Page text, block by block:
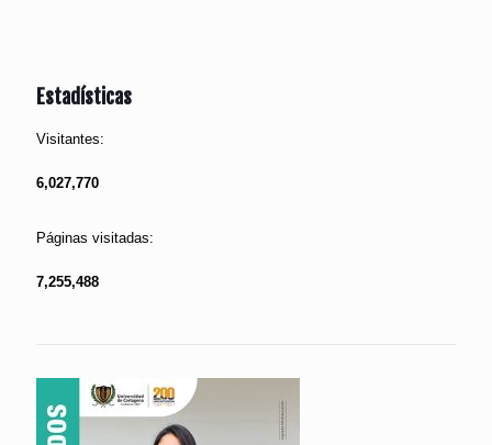
Estadísticas
Visitantes:
6,027,770
Páginas visitadas:
7,255,488